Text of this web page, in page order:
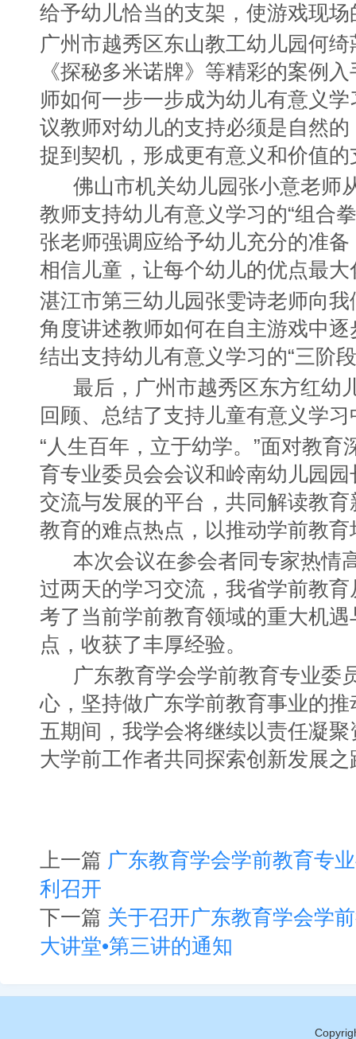
给予幼儿恰当的支架，使游戏现
广州市越秀区东山教工幼儿园何
《探秘多米诺牌》等精彩的案例
师如何一步一步成为幼儿有意义
议教师对幼儿的支持必须是自然
捉到契机，形成更有意义和价值的
佛山市机关幼儿园张小意老师
教师支持幼儿有意义学习的“组合
张老师强调应给予幼儿充分的准
相信儿童，让每个幼儿的优点最大
湛江市第三幼儿园张雯诗老师向
角度讲述教师如何在自主游戏中
结出支持幼儿有意义学习的“三阶
最后，广州市越秀区东方红幼
回顾、总结了支持儿童有意义学
“人生百年，立于幼学。”面对教
育专业委员会会议和岭南幼儿园
交流与发展的平台，共同解读教
教育的难点热点，以推动学前教
本次会议在参会者同专家热情
过两天的学习交流，我省学前教
考了当前学前教育领域的重大机
点，收获了丰厚经验。
广东教育学会学前教育专业委
心，坚持做广东学前教育事业的
五期间，我学会将继续以责任凝
大学前工作者共同探索创新发展之
上一篇 广东教育学会学前教育专
利召开
下一篇 关于召开广东教育学会学
大讲堂•第三讲的通知